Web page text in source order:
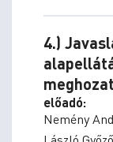
4.)
előadó:
Nemény